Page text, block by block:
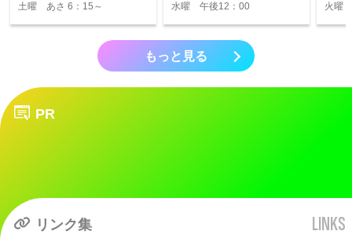
土曜 あさ 6：15～
水曜 午後12：00
火曜
もっと見る
PR
リンク集 LINKS